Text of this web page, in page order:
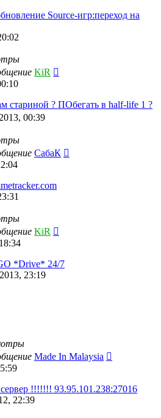
Source-игр:переход на
KiR
стариной ? ПОбегать в half-life 1 ?
00:39
СабаК
KiR
*Drive* 24/7
23:19
Made In Malaysia
!!!!!!! 93.95.101.238:27016
22:39